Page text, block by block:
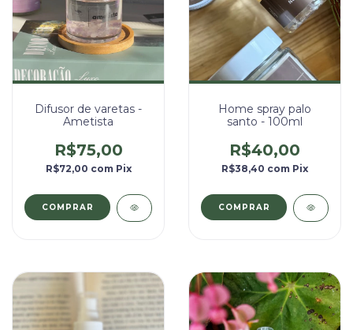
Difusor de varetas -
Ametista
R$75,00
R$72,00 com Pix
Home spray palo
santo - 100ml
R$40,00
R$38,40 com Pix